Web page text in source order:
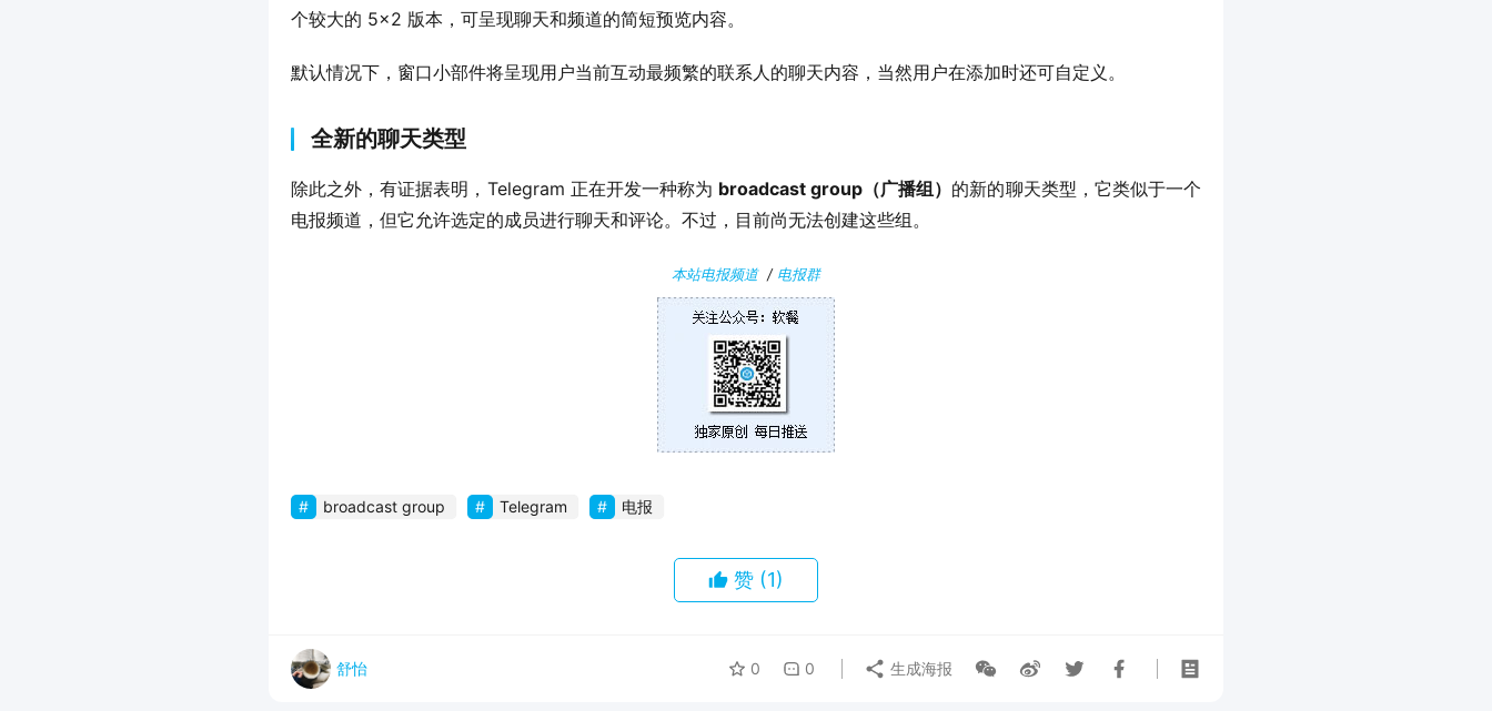
个较大的 5×2 版本，可呈现聊天和频道的简短预览内容。
默认情况下，窗口小部件将呈现用户当前互动最频繁的联系人的聊天内容，当然用户在添加时还可自定义。
全新的聊天类型
除此之外，有证据表明，Telegram 正在开发一种称为 broadcast group（广播组） 的新的聊天类型，它类似于一个
电报频道，但它允许选定的成员进行聊天和评论。不过，目前尚无法创建这些组。
本站电报频道/ 电报群
broadcast group Telegram 电报
赞 (1)
舒怡 0 0 生成海报